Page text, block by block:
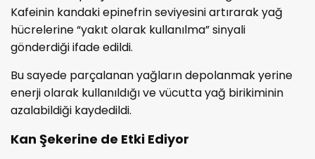
Kafeinin kandaki epinefrin seviyesini artırarak yağ
hücrelerine “yakıt olarak kullanılma” sinyali
gönderdiği ifade edildi.
Bu sayede parçalanan yağların depolanmak yerine
enerji olarak kullanıldığı ve vücutta yağ birikiminin
azalabildiği kaydedildi.
Kan Şekerine de Etki Ediyor